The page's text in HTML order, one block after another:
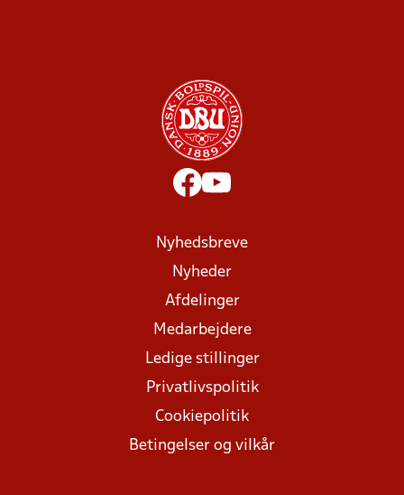
Nyhedsbreve
Nyheder
Afdelinger
Medarbejdere
Ledige stillinger
Privatlivspolitik
Cookiepolitik
Betingelser og vilkår